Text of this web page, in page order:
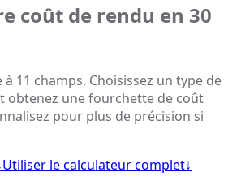
coût de rendu en 30
11 champs. Choisissez un type de
obtenez une fourchette de coût
pour plus de précision si
Utiliser le calculateur complet↓